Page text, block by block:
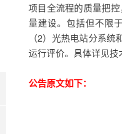
项目全流程的质量把
量建设。包括但不限
（2）光热电站分系
运行评价。具体详见技
公告原文如下：